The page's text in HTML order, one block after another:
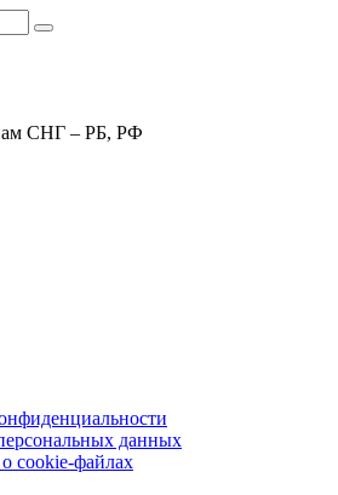
СНГ – РБ, РФ
данных
cookie-файлах